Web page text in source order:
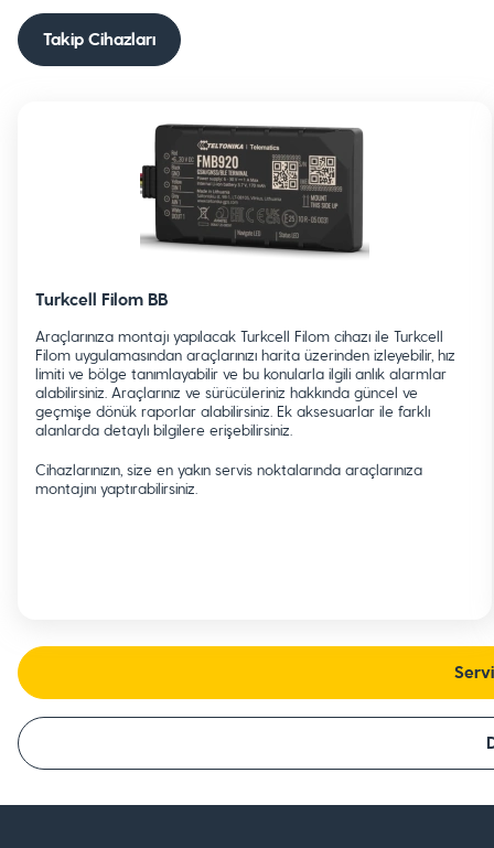
Takip Cihazları
Turkcell Filom BB
Araçlarınıza montajı yapılacak Turkcell Filom cihazı ile Turkcell
Filom uygulamasından araçlarınızı harita üzerinden izleyebilir, hız
limiti ve bölge tanımlayabilir ve bu konularla ilgili anlık alarmlar
alabilirsiniz. Araçlarınız ve sürücüleriniz hakkında güncel ve
geçmişe dönük raporlar alabilirsiniz. Ek aksesuarlar ile farklı
alanlarda detaylı bilgilere erişebilirsiniz.
Cihazlarınızın, size en yakın servis noktalarında araçlarınıza
montajını yaptırabilirsiniz.